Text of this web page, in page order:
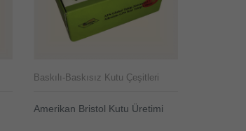
Baskılı-Baskısız Kutu Çeşitleri
Amerikan Bristol Kutu Üretimi
ÜRÜNÜ İNCELE